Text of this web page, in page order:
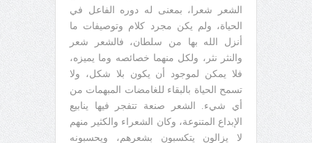
الشعر شعرا، بمعنى له دوره الفاعل في
الحياة، ولم يكن مجرد كلام وتوصيفات ما
أنزل الله بها من سلطان، فالشعر شعر
والنثر نثر، ولكل منهما خصائصه وما يميزه،
فلا يمكن لموجود أن يكون بلا شكل، ولا
تسمح الحياة بالبقاء للغامضات المبهمات من
أي شيء. الشعر صنعة تتفجر فيها ينابيع
الإبداع المتنوعة، وكان الشعراء والكثير منهم
لا يزالون يتكسبون بشعرهم، ويحسبونه